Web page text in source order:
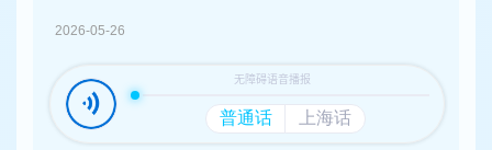
2026-05-26